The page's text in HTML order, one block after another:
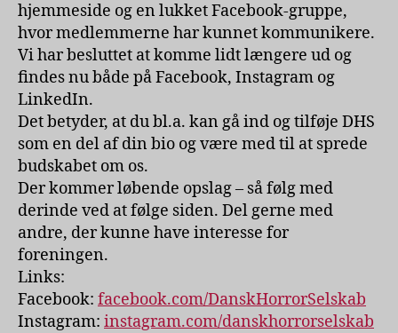
hjemmeside og en lukket Facebook-gruppe,
hvor medlemmerne har kunnet kommunikere.
Vi har besluttet at komme lidt længere ud og
findes nu både på Facebook, Instagram og
LinkedIn.
Det betyder, at du bl.a. kan gå ind og tilføje DHS
som en del af din bio og være med til at sprede
budskabet om os.
Der kommer løbende opslag – så følg med
derinde ved at følge siden. Del gerne med
andre, der kunne have interesse for
foreningen.
Links:
Facebook: facebook.com/DanskHorrorSelskab
Instagram: instagram.com/danskhorrorselskab